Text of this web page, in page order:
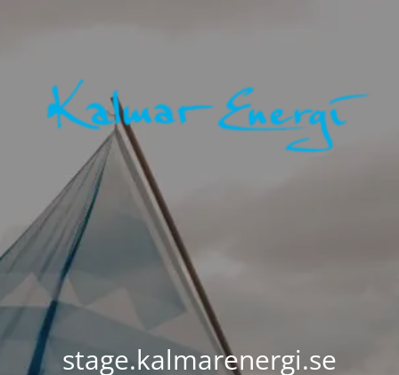
stage.kalmarenergi.se